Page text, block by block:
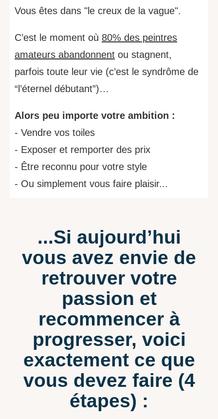
Vous êtes dans "le creux de la vague".
C’est le moment où 80% des peintres
amateurs abandonnent ou stagnent,
parfois toute leur vie (c’est le syndrôme de
“l’éternel débutant”)…
Alors peu importe votre ambition :
- Vendre vos toiles
- Exposer et remporter des prix
- Être reconnu pour votre style
- Ou simplement vous faire plaisir...
...Si aujourd’hui
vous avez envie de
retrouver votre
passion et
recommencer à
progresser, voici
exactement ce que
vous devez faire (4
étapes) :